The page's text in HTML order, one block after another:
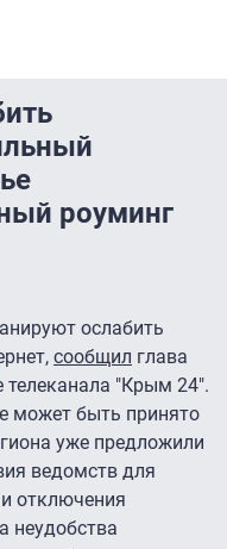
роуминг
ослабить
сообщил глава
телеканала "Крым 24″.
может быть принято
уже предложили
ведомств для
отключения
неудобства